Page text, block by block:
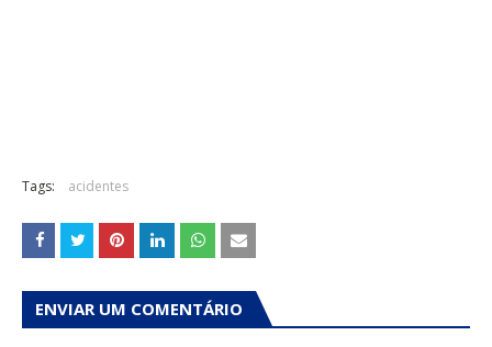
Tags: acidentes
ENVIAR UM COMENTÁRIO